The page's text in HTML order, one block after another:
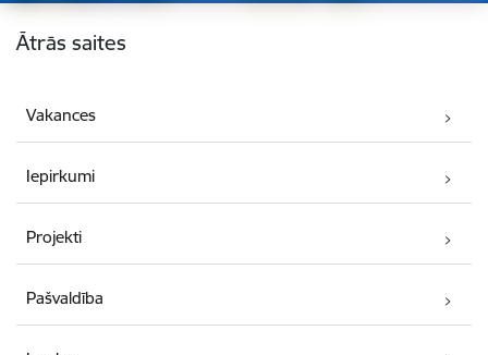
Kājene
Ātrās saites
Vakances
Iepirkumi
Projekti
Pašvaldība